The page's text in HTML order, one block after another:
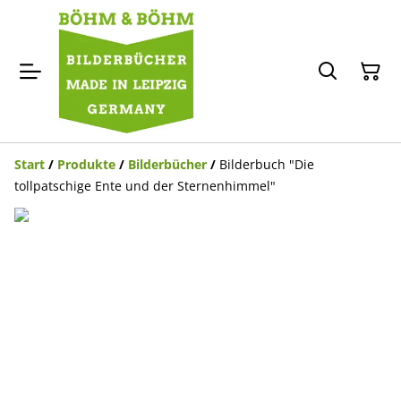
Start / Produkte / Bilderbücher / Bilderbuch "Die
tollpatschige Ente und der Sternenhimmel"